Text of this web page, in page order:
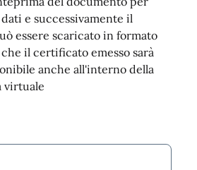
e successivamente il
essere scaricato in formato
il certificato emesso sarà
anche all'interno della
virtuale